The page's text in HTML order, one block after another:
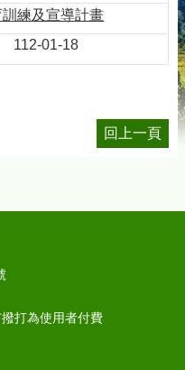
練及宣導計畫
112-01-18
回上一頁
打為使用者付費